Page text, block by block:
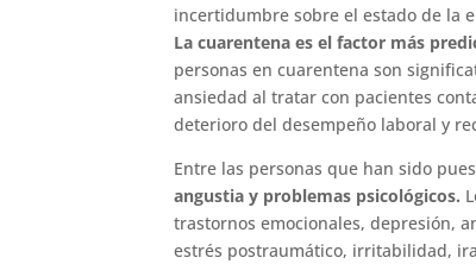
incertidumbre sobre el estado de la
La cuarentena es el factor más
personas en cuarentena son
ansiedad al tratar con pacientes
deterioro del desempeño laboral y
Entre las personas que han sido
angustia y problemas psicológicos.
trastornos emocionales, depresión,
estrés postraumático, irritabilidad,